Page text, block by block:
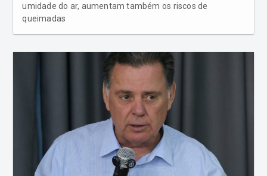
umidade do ar, aumentam também os riscos de
queimadas